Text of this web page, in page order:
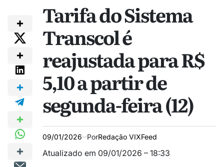
Tarifa do Sistema
Transcol é
reajustada para R$
5,10 a partir de
segunda-feira (12)
09/01/2026 PorRedação VIXFeed
Atualizado em 09/01/2026 – 18:33